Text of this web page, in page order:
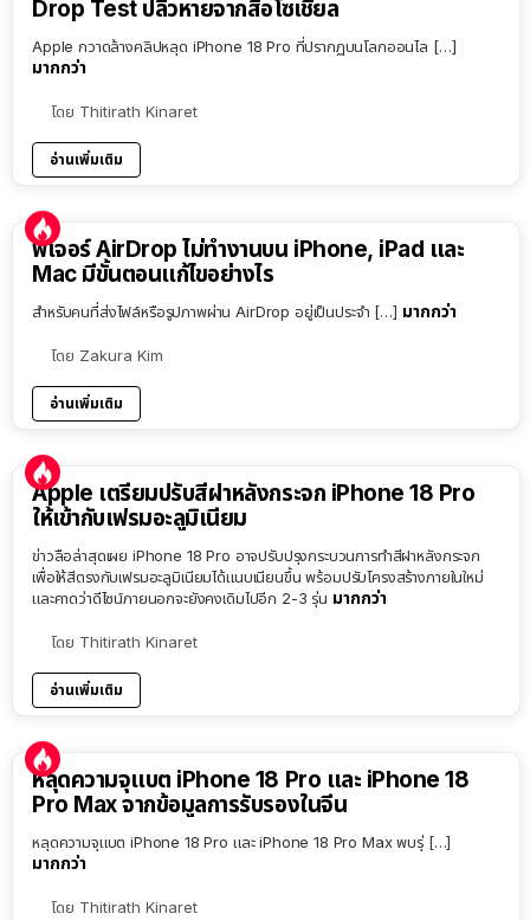
Drop Test ปลิวหายจากสื่อโซเชียล
Apple กวาดล้างคลิปหลุด iPhone 18 Pro ที่ปรากฏบนโลกออนไล […]
มากกว่า
โดย Thitirath Kinaret
อ่านเพิ่มเติม
ฟีเจอร์ AirDrop ไม่ทำงานบน iPhone, iPad และ
Mac มีขั้นตอนแก้ไขอย่างไร
สำหรับคนที่ส่งไฟล์หรือรูปภาพผ่าน AirDrop อยู่เป็นประจำ […] มากกว่า
โดย Zakura Kim
อ่านเพิ่มเติม
Apple เตรียมปรับสีฝาหลังกระจก iPhone 18 Pro
ให้เข้ากับเฟรมอะลูมิเนียม
ข่าวลือล่าสุดเผย iPhone 18 Pro อาจปรับปรุงกระบวนการทำสีฝาหลังกระจก
เพื่อให้สีตรงกับเฟรมอะลูมิเนียมได้แนบเนียนขึ้น พร้อมปรับโครงสร้างภายในใหม่
และคาดว่าดีไซน์ภายนอกจะยังคงเดิมไปอีก 2-3 รุ่น มากกว่า
โดย Thitirath Kinaret
อ่านเพิ่มเติม
หลุดความจุแบต iPhone 18 Pro และ iPhone 18
Pro Max จากข้อมูลการรับรองในจีน
หลุดความจุแบต iPhone 18 Pro และ iPhone 18 Pro Max พบรุ่ […]
มากกว่า
โดย Thitirath Kinaret